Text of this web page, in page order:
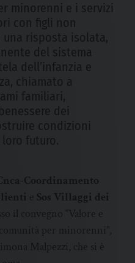
minorenni e i servizi
con figli non
una risposta isolata,
del sistema
dell’infanzia e
chiamato a
familiari,
dei
condizioni
futuro.
Cnca-Coordinamento
Sos Villaggi dei
il convegno “Valore e
per minorenni”,
Malpezzi, che si è